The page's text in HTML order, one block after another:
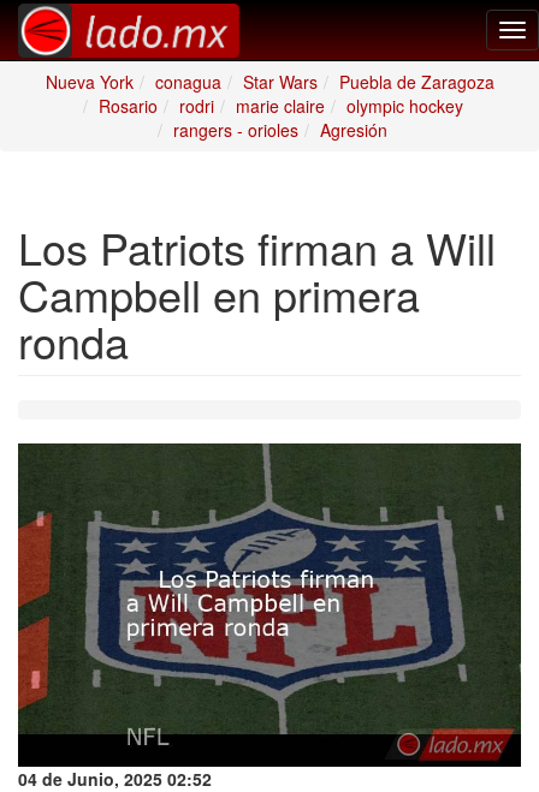
Nueva York
conagua Star Wars
Puebla de Zaragoza
Rosario
rodri marie claire
olympic hockey
rangers - orioles
Agresión
Los Patriots firman a Will
Campbell en primera
ronda
04 de Junio, 2025 02:52